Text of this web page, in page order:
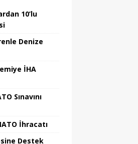
10’lu
Denize
İHA
Sınavını
İhracatı
Destek